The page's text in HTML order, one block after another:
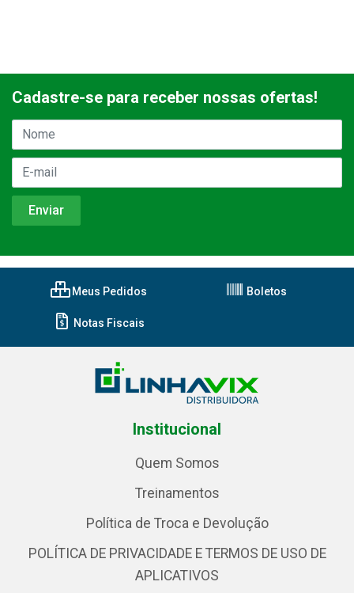
Cadastre-se para receber nossas ofertas!
Meus Pedidos Boletos
Notas Fiscais
Institucional
Quem Somos
Treinamentos
Política de Troca e Devolução
POLÍTICA DE PRIVACIDADE E TERMOS DE USO DE
APLICATIVOS